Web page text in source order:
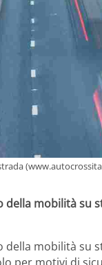
della mobilità
della mobilità